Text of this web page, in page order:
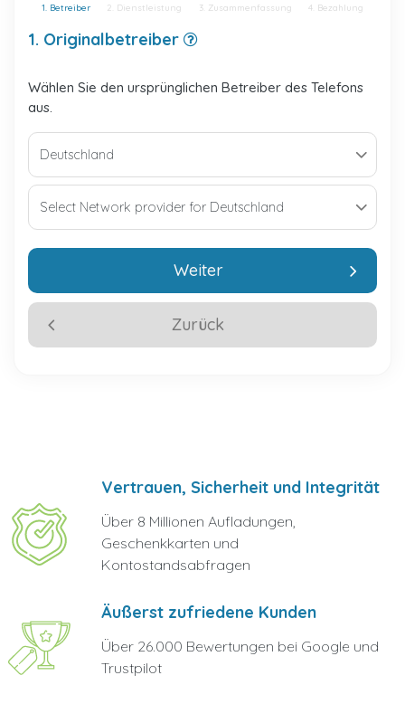
1. Betreiber 2. Dienstleistung 3. Zusammenfassung 4. Bezahlung
1. Originalbetreiber
Wählen Sie den ursprünglichen Betreiber des Telefons
aus.
Zurück
Weiter
Vertrauen, Sicherheit und Integrität
Über 8 Millionen Aufladungen,
Geschenkkarten und
Kontostandsabfragen
Äußerst zufriedene Kunden
Über 26.000 Bewertungen bei Google und
Trustpilot